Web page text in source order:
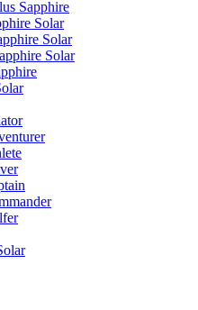
Sapphire
Solar
Solar
Solar